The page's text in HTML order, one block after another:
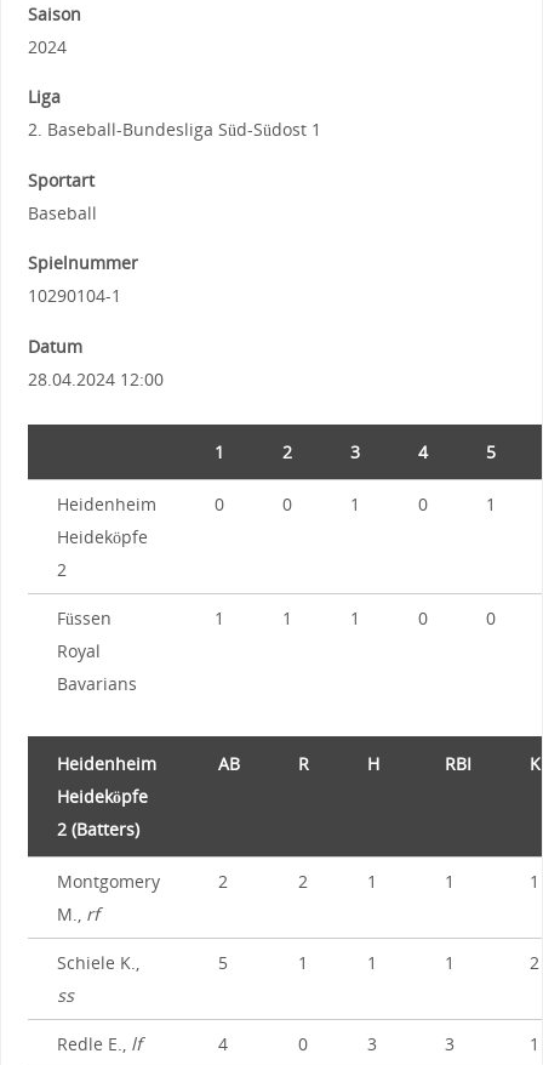
Saison
2024
Liga
2. Baseball-Bundesliga Süd-Südost 1
Sportart
Baseball
Spielnummer
10290104-1
Datum
28.04.2024 12:00
1 2 3 4 5
Heidenheim
Heideköpfe
2
0 0 1 0 1
Füssen
Royal
Bavarians
1 1 1 0 0
Heidenheim
Heideköpfe
2 (Batters)
AB R H RBI K
Montgomery
M., rf
2 2 1 1 1
Schiele K.,
ss
5 1 1 1 2
Redle E., lf 4 0 3 3 1